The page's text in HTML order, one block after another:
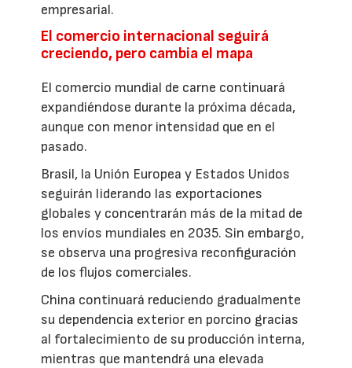
empresarial.
El comercio internacional seguirá
creciendo, pero cambia el mapa
El comercio mundial de carne continuará
expandiéndose durante la próxima década,
aunque con menor intensidad que en el
pasado.
Brasil, la Unión Europea y Estados Unidos
seguirán liderando las exportaciones
globales y concentrarán más de la mitad de
los envíos mundiales en 2035. Sin embargo,
se observa una progresiva reconfiguración
de los flujos comerciales.
China continuará reduciendo gradualmente
su dependencia exterior en porcino gracias
al fortalecimiento de su producción interna,
mientras que mantendrá una elevada